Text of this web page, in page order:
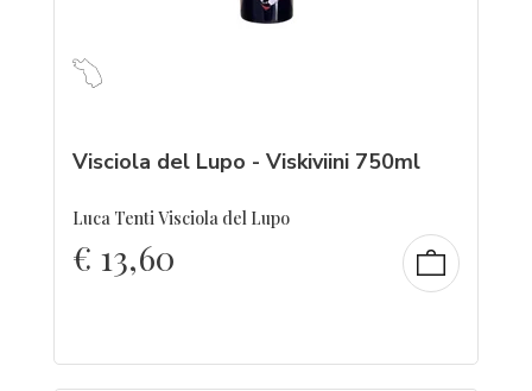
Visciola del Lupo - Viskiviini 750ml
Luca Tenti Visciola del Lupo
€ 13,60